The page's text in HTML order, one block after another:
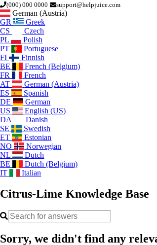
(000) 000 0000 support@helpjuice.com
German (Austria)
GR
Greek
CS
Czech
PL
Polish
PT
Portuguese
FI
Finnish
BE
French (Belgium)
FR
French
AT
German (Austria)
ES
Spanish
DE
German
US
English (US)
DA
Danish
SE
Swedish
ET
Estonian
NO
Norwegian
NL
Dutch
BE
Dutch (Belgium)
IT
Italian
Citrus-Lime Knowledge Base
Sorry, we didn't find any